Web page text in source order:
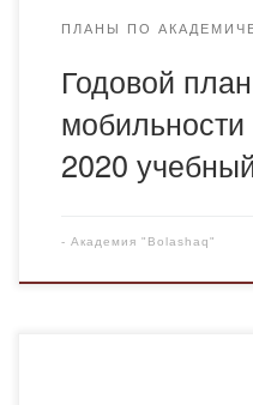
ПЛАНЫ ПО
Годовой
2020
- Академия "Bolashaq"